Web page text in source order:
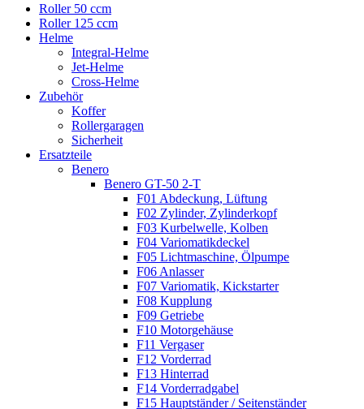
Roller 50 ccm
Roller 125 ccm
Helme
Integral-Helme
Jet-Helme
Cross-Helme
Zubehör
Koffer
Rollergaragen
Sicherheit
Ersatzteile
Benero
Benero GT-50 2-T
F01 Abdeckung, Lüftung
F02 Zylinder, Zylinderkopf
F03 Kurbelwelle, Kolben
F04 Variomatikdeckel
F05 Lichtmaschine, Ölpumpe
F06 Anlasser
F07 Variomatik, Kickstarter
F08 Kupplung
F09 Getriebe
F10 Motorgehäuse
F11 Vergaser
F12 Vorderrad
F13 Hinterrad
F14 Vorderradgabel
F15 Hauptständer / Seitenständer